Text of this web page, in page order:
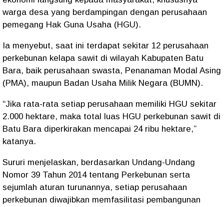
warga desa yang berdampingan dengan perusahaan
pemegang Hak Guna Usaha (HGU).
Ia menyebut, saat ini terdapat sekitar 12 perusahaan
perkebunan kelapa sawit di wilayah Kabupaten Batu
Bara, baik perusahaan swasta, Penanaman Modal Asing
(PMA), maupun Badan Usaha Milik Negara (BUMN).
“Jika rata-rata setiap perusahaan memiliki HGU sekitar
2.000 hektare, maka total luas HGU perkebunan sawit di
Batu Bara diperkirakan mencapai 24 ribu hektare,”
katanya.
Sururi menjelaskan, berdasarkan Undang-Undang
Nomor 39 Tahun 2014 tentang Perkebunan serta
sejumlah aturan turunannya, setiap perusahaan
perkebunan diwajibkan memfasilitasi pembangunan